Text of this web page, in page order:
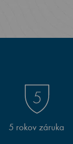
5 rokov záruka